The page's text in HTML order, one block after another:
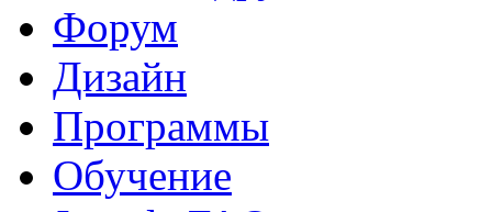
Форум
Дизайн
Программы
Обучение